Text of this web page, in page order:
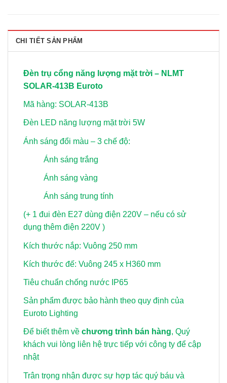
CHI TIẾT SẢN PHẨM
Đèn trụ cổng năng lượng mặt trời – NLMT
SOLAR-413B Euroto
Mã hàng: SOLAR-413B
Đèn LED năng lượng mặt trời 5W
Ánh sáng đổi màu – 3 chế độ:
Ánh sáng trắng
Ánh sáng vàng
Ánh sáng trung tính
(+ 1 đui đèn E27 dùng điện 220V – nếu có sử
dụng thêm điện 220V )
Kích thước nắp: Vuông 250 mm
Kích thước đế: Vuông 245 x H360 mm
Tiêu chuẩn chống nước IP65
Sản phẩm được bảo hành theo quy định của
Euroto Lighting
Để biết thêm về chương trình bán hàng, Quý
khách vui lòng liên hệ trực tiếp với công ty để cập
nhật
Trân trọng nhận được sự hợp tác quý báu và